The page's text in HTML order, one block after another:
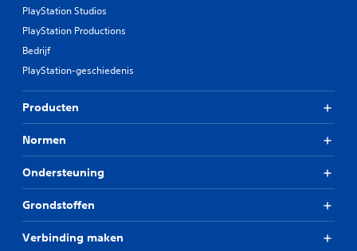
PlayStation Studios
PlayStation Productions
Bedrijf
PlayStation-geschiedenis
Producten
Normen
Ondersteuning
Grondstoffen
Verbinding maken